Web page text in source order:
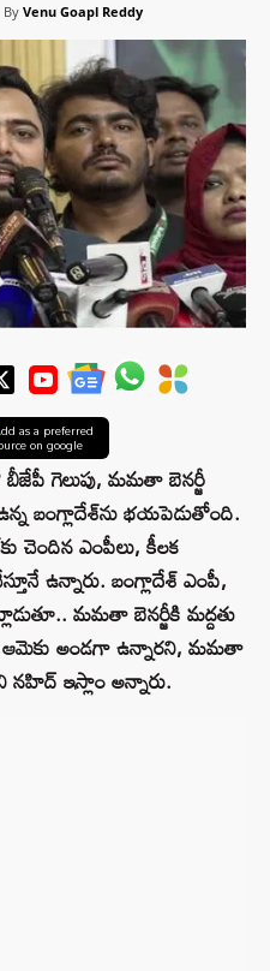
By Venu Goapl Reddy
as a preferred
on google
గెలుపు, మమతా బెనర్జీ
బంగ్లాదేశ్‌ను భయపెడుతోంది.
చెందిన ఎంపీలు, కీలక
ఉన్నారు. బంగ్లాదేశ్ ఎంపీ,
మమతా బెనర్జీకి మద్దతు
ఆమెకు అండగా ఉన్నారని, మమతా
నహిద్ ఇస్లాం అన్నారు.